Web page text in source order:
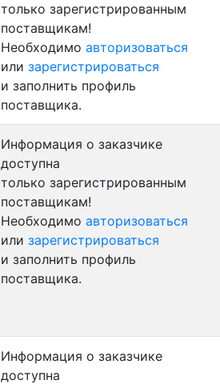
только зарегистрированным
поставщикам!
Необходимо авторизоваться
или зарегистрироваться
и заполнить профиль
поставщика.
Информация о заказчике
доступна
только зарегистрированным
поставщикам!
Необходимо авторизоваться
или зарегистрироваться
и заполнить профиль
поставщика.
Информация о заказчике
доступна